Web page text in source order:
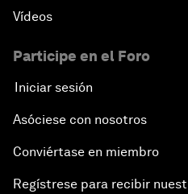
Vídeos
Participe en el Foro
Iniciar sesión
Asóciese con nosotros
Conviértase en miembro
Regístrese para recibir